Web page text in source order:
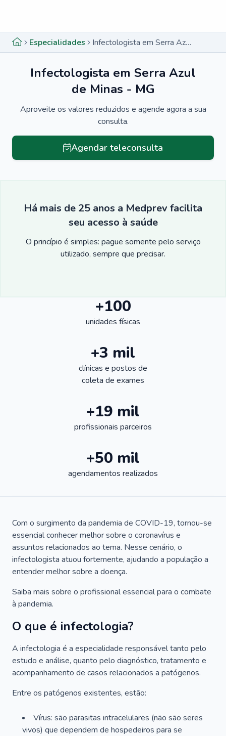
Especialidades Infectologista em Serra Azul de Minas - MG
Infectologista em Serra Azul
de Minas - MG
Aproveite os valores reduzidos e agende agora a sua
consulta.
Agendar teleconsulta
Há mais de 25 anos a Medprev facilita
seu acesso à saúde
O princípio é simples: pague somente pelo serviço
utilizado, sempre que precisar.
+100
unidades físicas
+3 mil
clínicas e postos de
coleta de exames
+19 mil
profissionais parceiros
+50 mil
agendamentos realizados
Com o surgimento da pandemia de COVID-19, tornou-se
essencial conhecer melhor sobre o coronavírus e
assuntos relacionados ao tema. Nesse cenário, o
infectologista atuou fortemente, ajudando a população a
entender melhor sobre a doença.
Saiba mais sobre o profissional essencial para o combate
à pandemia.
O que é infectologia?
A infectologia é a especialidade responsável tanto pelo
estudo e análise, quanto pelo diagnóstico, tratamento e
acompanhamento de casos relacionados a patógenos.
Entre os patógenos existentes, estão:
Vírus: são parasitas intracelulares (não são seres
vivos) que dependem de hospedeiros para se